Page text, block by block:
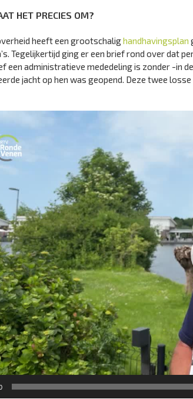
HET PRECIES OM?
heeft een grootschalighandhavingsplan
Tegelijkertijd ging er een brief rond over dat
een administratieve mededeling is zonder -in
jacht op hen was geopend. Deze twee